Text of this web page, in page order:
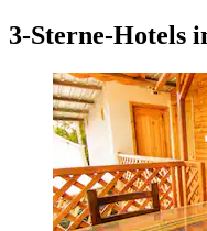
3-Sterne-Hotels